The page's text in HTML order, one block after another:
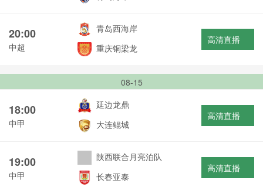
20:00
中超
青岛西海岸
重庆铜梁龙
高清直播
08-15
18:00
中甲
延边龙鼎
大连鲲城
高清直播
19:00
中甲
陕西联合月亮泊队
长春亚泰
高清直播